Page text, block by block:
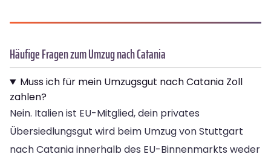
Häufige Fragen zum Umzug nach Catania
Muss ich für mein Umzugsgut nach Catania Zoll
zahlen?
Nein. Italien ist EU-Mitglied, dein privates
Übersiedlungsgut wird beim Umzug von Stuttgart
nach Catania innerhalb des EU-Binnenmarkts weder